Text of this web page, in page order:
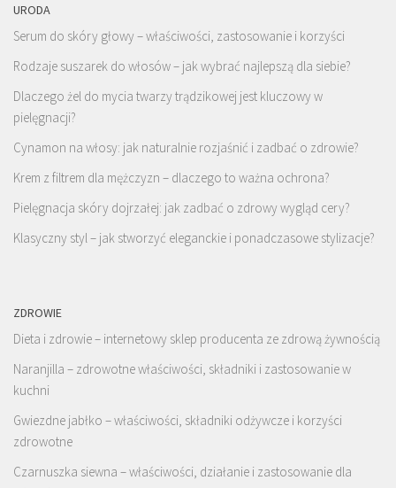
URODA
Serum do skóry głowy – właściwości, zastosowanie i korzyści
Rodzaje suszarek do włosów – jak wybrać najlepszą dla siebie?
Dlaczego żel do mycia twarzy trądzikowej jest kluczowy w
pielęgnacji?
Cynamon na włosy: jak naturalnie rozjaśnić i zadbać o zdrowie?
Krem z filtrem dla mężczyzn – dlaczego to ważna ochrona?
Pielęgnacja skóry dojrzałej: jak zadbać o zdrowy wygląd cery?
Klasyczny styl – jak stworzyć eleganckie i ponadczasowe stylizacje?
ZDROWIE
Dieta i zdrowie – internetowy sklep producenta ze zdrową żywnością
Naranjilla – zdrowotne właściwości, składniki i zastosowanie w
kuchni
Gwiezdne jabłko – właściwości, składniki odżywcze i korzyści
zdrowotne
Czarnuszka siewna – właściwości, działanie i zastosowanie dla